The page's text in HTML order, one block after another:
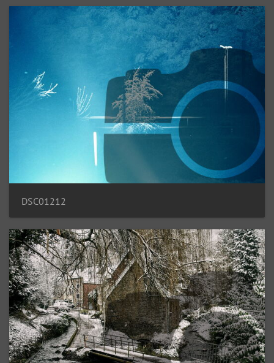
DSC01212